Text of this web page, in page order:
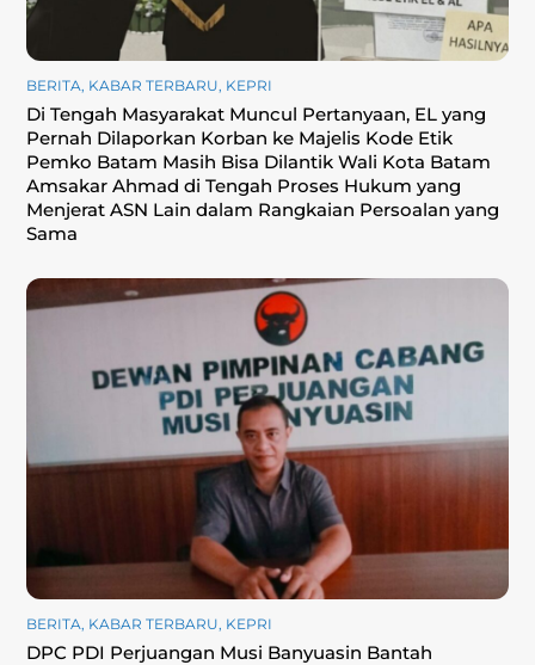
BERITA, KABAR TERBARU, KEPRI
Di Tengah Masyarakat Muncul Pertanyaan, EL yang
Pernah Dilaporkan Korban ke Majelis Kode Etik
Pemko Batam Masih Bisa Dilantik Wali Kota Batam
Amsakar Ahmad di Tengah Proses Hukum yang
Menjerat ASN Lain dalam Rangkaian Persoalan yang
Sama
BERITA, KABAR TERBARU, KEPRI
DPC PDI Perjuangan Musi Banyuasin Bantah